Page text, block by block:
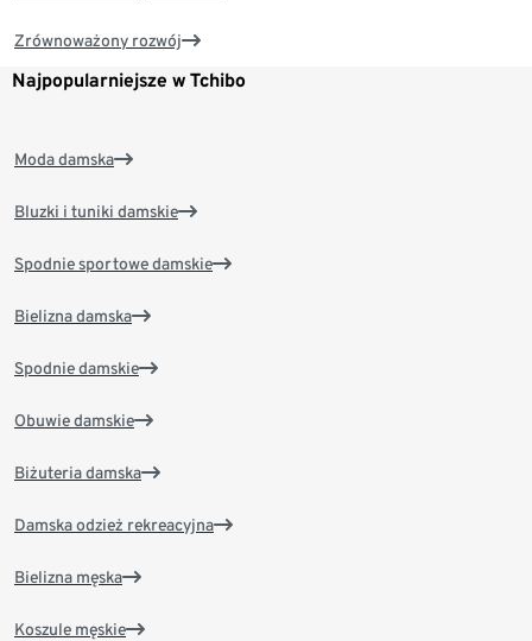
Zrównoważony rozwój
Najpopularniejsze w Tchibo
Moda damska
Bluzki i tuniki damskie
Spodnie sportowe damskie
Bielizna damska
Spodnie damskie
Obuwie damskie
Biżuteria damska
Damska odzież rekreacyjna
Bielizna męska
Koszule męskie